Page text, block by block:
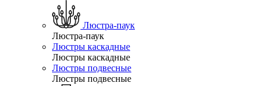
Люстра-паук
Люстра-паук
Люстры каскадные
Люстры каскадные
Люстры подвесные
Люстры подвесные